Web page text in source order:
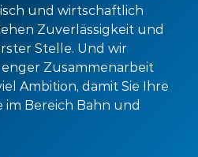
und wirtschaftlich
Zuverlässigkeit und
Stelle. Und wir
Zusammenarbeit
Ambition, damit Sie Ihre
Bereich Bahn und